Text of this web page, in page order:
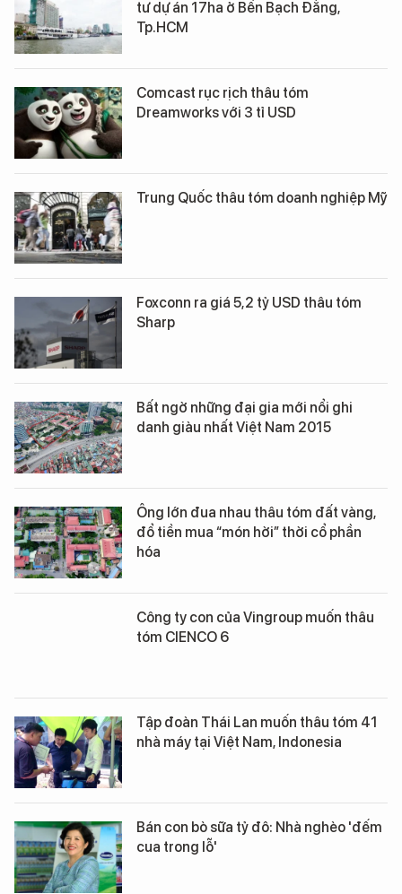
tư dự án 17ha ở Bến Bạch Đằng,
Tp.HCM
Comcast rục rịch thâu tóm
Dreamworks với 3 t​ỉ USD
Trung Quốc thâu tóm doanh nghiệp Mỹ
Foxconn ra giá 5,2 tỷ USD thâu tóm
Sharp
Bất ngờ những đại gia mới nổi ghi
danh giàu nhất Việt Nam 2015
Ông lớn đua nhau thâu tóm đất vàng,
đổ tiền mua “món hời” thời cổ phần
hóa
Công ty con của Vingroup muốn thâu
tóm CIENCO 6
Tập đoàn Thái Lan muốn thâu tóm 41
nhà máy tại Việt Nam, Indonesia
Bán con bò sữa tỷ đô: Nhà nghèo 'đếm
cua trong lỗ'